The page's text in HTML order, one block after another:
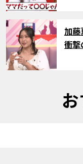
サムネ
加藤
衝